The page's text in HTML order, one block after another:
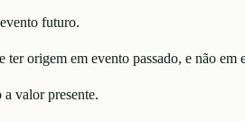
futuro.
ter origem em evento passado, e não em
valor presente.